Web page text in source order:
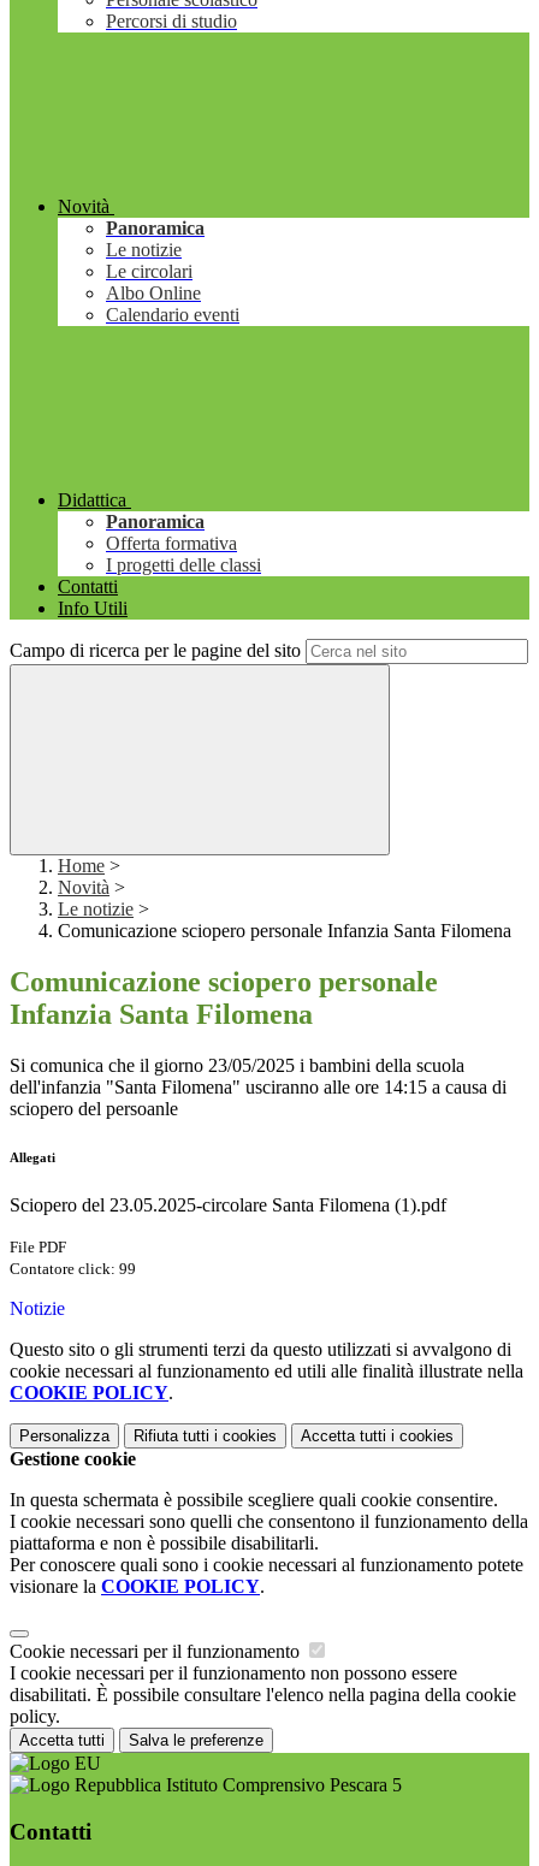
Percorsi di studio
Novità
Panoramica
Le notizie
Le circolari
Albo Online
Calendario eventi
Didattica
Panoramica
Offerta formativa
I progetti delle classi
Contatti
Info Utili
Campo di ricerca per le pagine del sito
Home >
Novità >
Le notizie >
Comunicazione sciopero personale Infanzia Santa Filomena
Comunicazione sciopero personale
Infanzia Santa Filomena
Si comunica che il giorno 23/05/2025 i bambini della scuola
dell'infanzia "Santa Filomena" usciranno alle ore 14:15 a causa di
sciopero del persoanle
Allegati
Sciopero del 23.05.2025-circolare Santa Filomena (1).pdf
File PDF
Contatore click: 99
Notizie
Questo sito o gli strumenti terzi da questo utilizzati si avvalgono di
cookie necessari al funzionamento ed utili alle finalità illustrate nella
COOKIE POLICY.
Personalizza Rifiuta tutti i cookies Accetta tutti i cookies
Gestione cookie
In questa schermata è possibile scegliere quali cookie consentire.
I cookie necessari sono quelli che consentono il funzionamento della
piattaforma e non è possibile disabilitarli.
Per conoscere quali sono i cookie necessari al funzionamento potete
visionare la COOKIE POLICY.
Cookie necessari per il funzionamento
I cookie necessari per il funzionamento non possono essere
disabilitati. È possibile consultare l'elenco nella pagina della cookie
policy.
Accetta tutti Salva le preferenze
Istituto Comprensivo Pescara 5
Contatti